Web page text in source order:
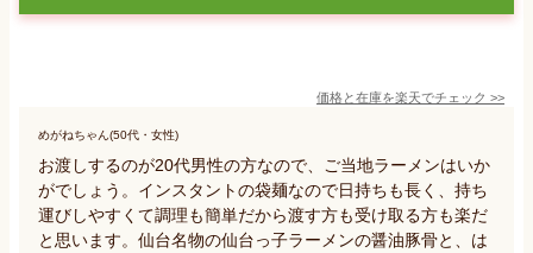
価格と在庫を楽天でチェック >>
めがねちゃん(50代・女性)
お渡しするのが20代男性の方なので、ご当地ラーメンはいか
がでしょう。インスタントの袋麺なので日持ちも長く、持ち
運びしやすくて調理も簡単だから渡す方も受け取る方も楽だ
と思います。仙台名物の仙台っ子ラーメンの醤油豚骨と、は